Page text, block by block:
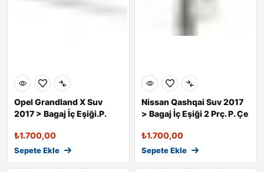
Opel Grandland X Suv
2017 > Bagaj İç Eşiği.P.
₺1.700,00
Sepete Ekle
Nissan Qashqai Suv 2017
> Bagaj İç Eşiği 2 Prç. P. Çe
₺1.700,00
Sepete Ekle